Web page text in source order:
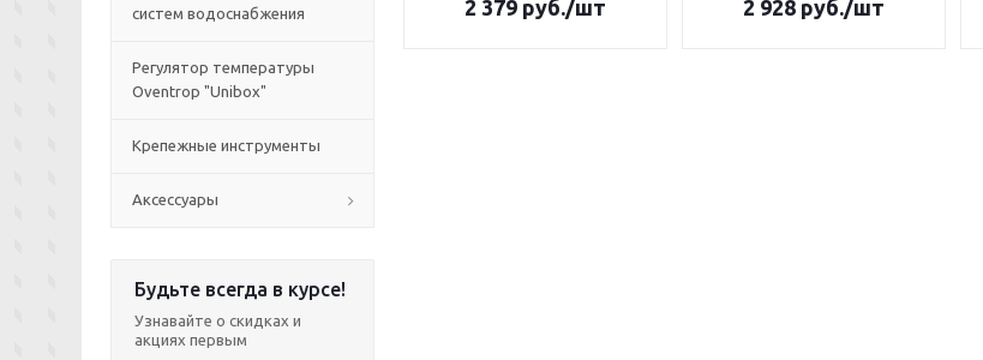
систем водоснабжения
Регулятор температуры
Oventrop "Unibox"
Крепежные инструменты
Аксессуары
Будьте всегда в курсе!
Узнавайте о скидках и
акциях первым
2 379 руб./шт 2 928 руб./шт